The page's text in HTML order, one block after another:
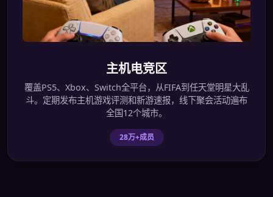
主机电竞区
覆盖PS5、Xbox、Switch全平台，从FIFA到任天堂明星大乱
斗。定期发布主机游戏评测和新游速报，线下聚会活动遍布
全国12个城市。
28万+成员